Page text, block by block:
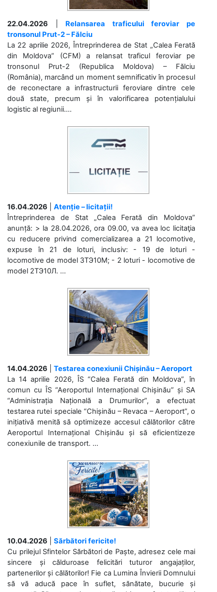
22.04.2026
Relansarea traficului feroviar pe
tronsonul Prut-2 – Fălciu
La 22 aprilie 2026, Întreprinderea de Stat „Calea Ferată
din Moldova” (CFM) a relansat traficul feroviar pe
tronsonul Prut-2 (Republica Moldova) – Fălciu
(România), marcând un moment semnificativ în procesul
de reconectare a infrastructurii feroviare dintre cele
două state, precum și în valorificarea potențialului
logistic al regiunii....
16.04.2026
Atenție – licitații!
Întreprinderea de Stat „Calea Ferată din Moldova”
anunță: > la 28.04.2026, ora 09.00, va avea loc licitaţia
cu reducere privind comercializarea a 21 locomotive,
expuse în 21 de loturi, inclusiv: - 19 de loturi -
locomotive de model 3ТЭ10М; - 2 loturi - locomotive de
model 2ТЭ10Л. ...
14.04.2026
Testarea conexiunii Chișinău – Aeroport
La 14 aprilie 2026, ÎS “Calea Ferată din Moldova”, în
comun cu ÎS “Aeroportul Internațional Chișinău” și SA
“Administrația Națională a Drumurilor”, a efectuat
testarea rutei speciale “Chișinău – Revaca – Aeroport”, o
inițiativă menită să optimizeze accesul călătorilor către
Aeroportul Internațional Chișinău și să eficientizeze
conexiunile de transport. ...
10.04.2026
Sărbători fericite!
Cu prilejul Sfintelor Sărbători de Paște, adresez cele mai
sincere și călduroase felicitări tuturor angajaților,
partenerilor și călătorilor! Fie ca Lumina Învierii Domnului
să vă aducă pace în suflet, sănătate, bucurie și